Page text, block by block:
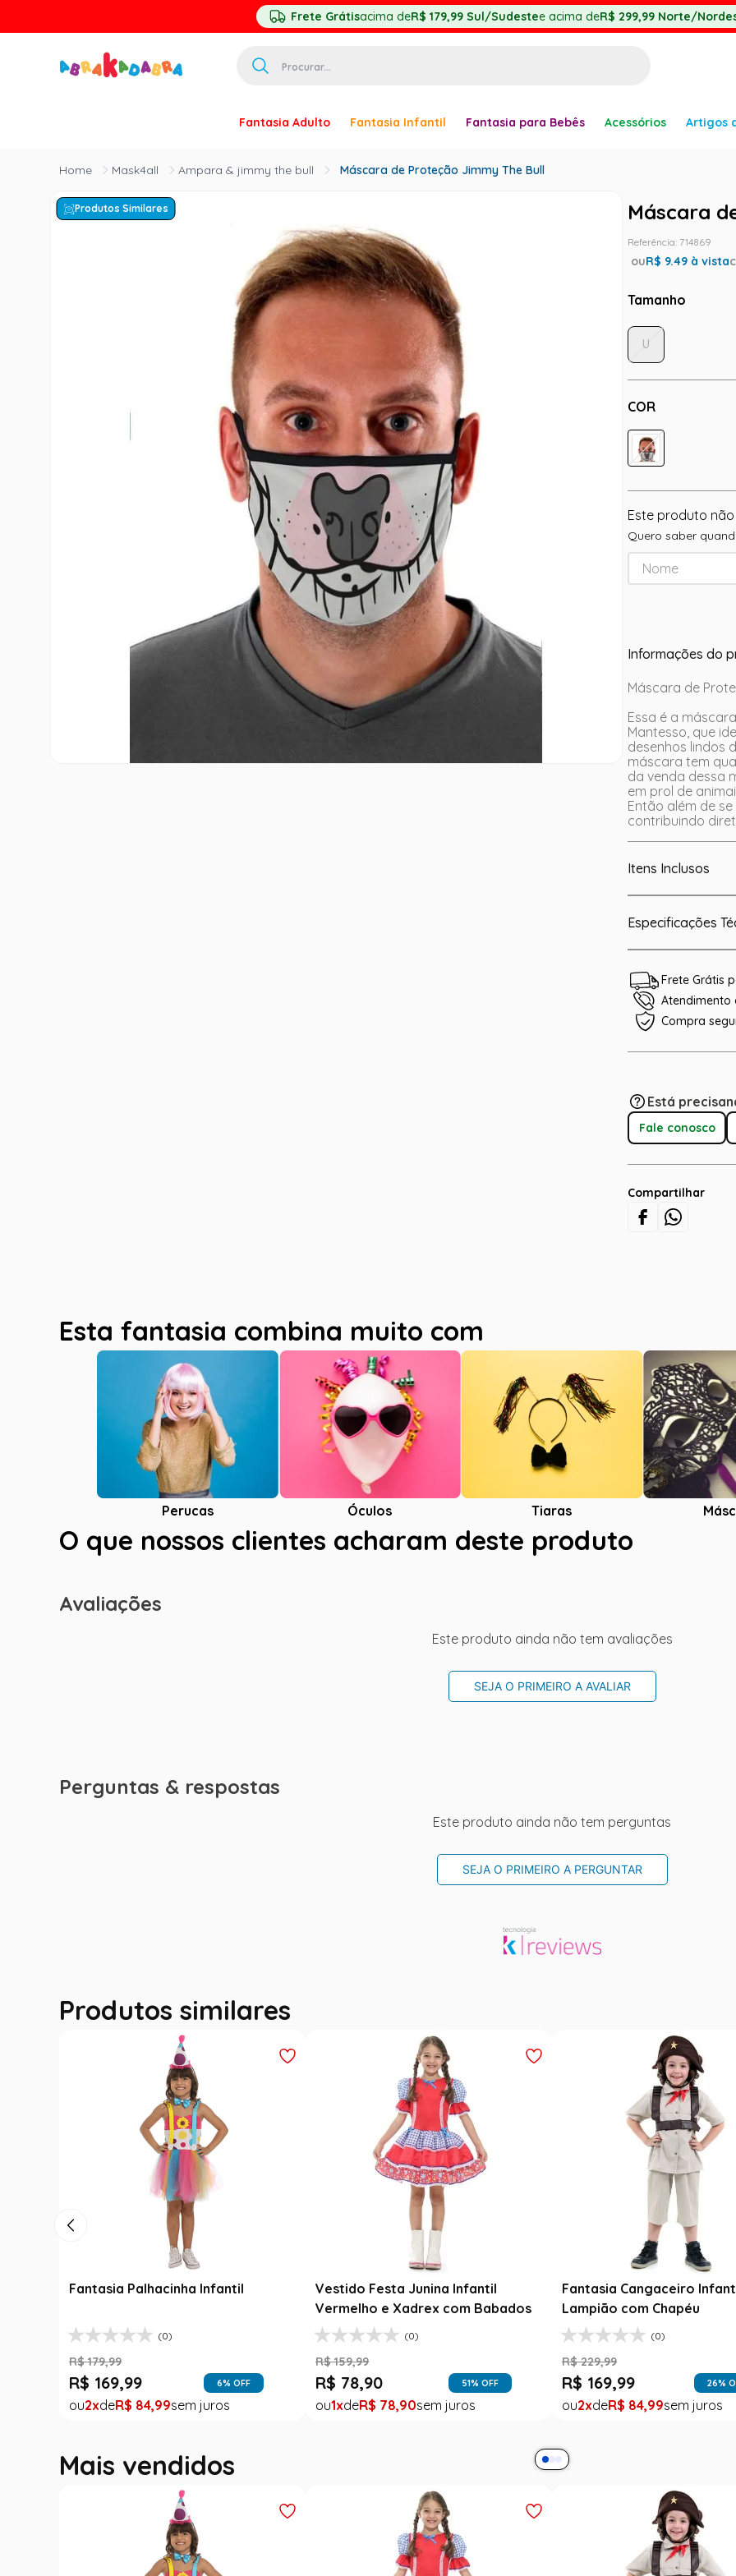
Frete Grátisacima deR$ 179,99 Sul/Sudestee acima deR$ 299,99 Norte/
Fantasia Adulto Fantasia Infantil Fantasia para Bebês Acessórios Artigos
Mask4all Ampara & jimmy the bull Máscara de Proteção Jimmy The Bull
Produtos Similares Máscara
Referência: 714869
ouR$ 9.49 à vista
Tamanho
COR
U
Este produto
Quero saber
Informações do
Máscara de
Essa é a
Mantesso, que
desenhos lindos
máscara tem
da venda dessa
em prol de
Então além de
contribuindo
Itens Inclusos
Especificações
Frete Grátis
Atendimento
Compra
Está
Fale conosco
Compartilhar
Esta fantasia combina muito com
Perucas Óculos Tiaras
O que nossos clientes acharam deste produto
Avaliações
Este produto ainda não tem avaliações
SEJA O PRIMEIRO A AVALIAR
Perguntas & respostas
Este produto ainda não tem perguntas
SEJA O PRIMEIRO A PERGUNTAR
Produtos similares
Fantasia Festa Junina Adulto
Jardineira Xadrez Caipira Azul
R$ 139,99
R$ 99
Roupa Festa Junina Bebê Menina
Fantasia Rosa Floral com Renda
R$ 189,99
R$ 99,99 47 % OFF
R$ 99
Saia Infantil Festa Junina
Xadrez Preto com Girassol
R$ 129,99
R$ 78,90
R$ 78
Mais vendidos
2
princesa
5 º
harry potter
6º
mascara
palhaço
10º toy story